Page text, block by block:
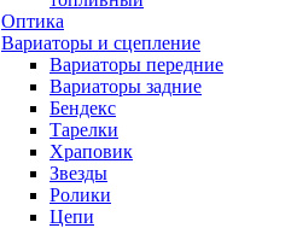
Оптика
Вариаторы и сцепление
Вариаторы передние
Вариаторы задние
Бендекс
Тарелки
Храповик
Звезды
Ролики
Цепи